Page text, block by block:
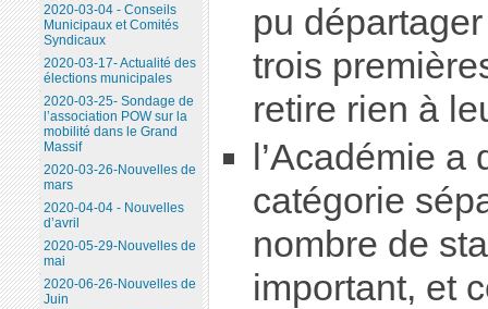
pu
trois
retire rien à
l’Académie
catégorie
nombre de
important, et
2020-03-04 - Conseils
Municipaux et Comités
Syndicaux
2020-03-17- Actualité des
élections municipales
2020-03-25- Sondage de
l’association POW sur la
mobilité dans le Grand
Massif
2020-03-26-Nouvelles de
mars
2020-04-04 - Nouvelles
d’avril
2020-05-29-Nouvelles de
mai
2020-06-26-Nouvelles de
Juin